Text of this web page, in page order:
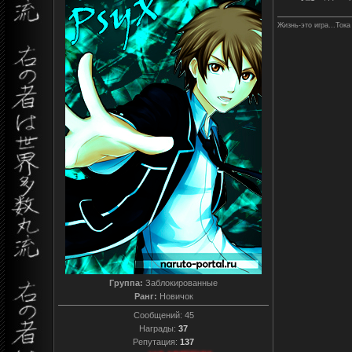
Группа: Заблокированные
Ранг: Новичок
Сообщений: 45
Награды: 37
Репутация: 137
Жизнь-это